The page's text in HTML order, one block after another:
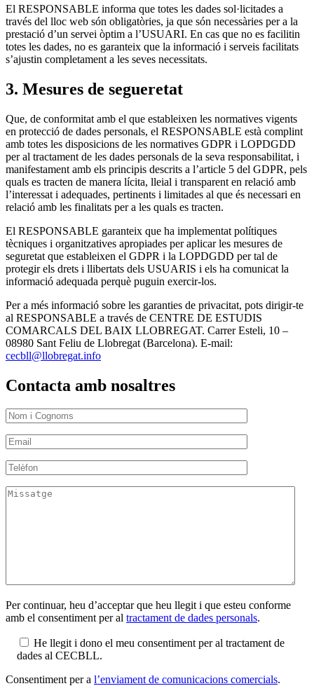
El RESPONSABLE informa que totes les dades sol·licitades a
través del lloc web són obligatòries, ja que són necessàries per a la
prestació d’un servei òptim a l’USUARI. En cas que no es facilitin
totes les dades, no es garanteix que la informació i serveis facilitats
s’ajustin completament a les seves necessitats.
3. Mesures de segueretat
Que, de conformitat amb el que estableixen les normatives vigents
en protecció de dades personals, el RESPONSABLE està complint
amb totes les disposicions de les normatives GDPR i LOPDGDD
per al tractament de les dades personals de la seva responsabilitat, i
manifestament amb els principis descrits a l’article 5 del GDPR, pels
quals es tracten de manera lícita, lleial i transparent en relació amb
l’interessat i adequades, pertinents i limitades al que és necessari en
relació amb les finalitats per a les quals es tracten.
El RESPONSABLE garanteix que ha implementat polítiques
tècniques i organitzatives apropiades per aplicar les mesures de
seguretat que estableixen el GDPR i la LOPDGDD per tal de
protegir els drets i llibertats dels USUARIS i els ha comunicat la
informació adequada perquè puguin exercir-los.
Per a més informació sobre les garanties de privacitat, pots dirigir-te
al RESPONSABLE a través de CENTRE DE ESTUDIS
COMARCALS DEL BAIX LLOBREGAT. Carrer Esteli, 10 –
08980 Sant Feliu de Llobregat (Barcelona). E-mail:
cecbll@llobregat.info
Contacta amb nosaltres
Per continuar, heu d’acceptar que heu llegit i que esteu conforme
amb el consentiment per al tractament de dades personals.
He llegit i dono el meu consentiment per al tractament de
dades al CECBLL.
Consentiment per a l’enviament de comunicacions comercials.